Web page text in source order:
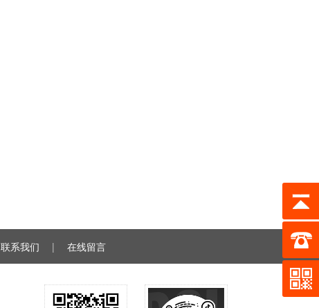
联系我们 | 在线留言